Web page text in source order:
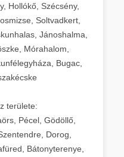
Hollókő, Szécsény,
Soltvadkert,
Jánoshalma,
Mórahalom,
Bugac,
területe:
Pécel, Gödöllő,
Dorog,
Bátonyterenye,